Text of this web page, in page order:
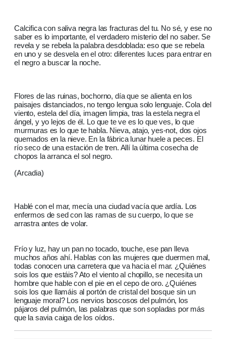
Calcifica con saliva negra las fracturas del tu. No sé, y ese no
saber es lo importante, el verdadero misterio del no saber. Se
revela y se rebela la palabra desdoblada: eso que se rebela
en uno y se desvela en el otro: diferentes luces para entrar en
el negro a buscar la noche.
Flores de las ruinas, bochorno, día que se alienta en los
paisajes distanciados, no tengo lengua solo lenguaje. Cola del
viento, estela del día, imagen limpia, tras la estela negra el
ángel, y yo lejos de él. Lo que te ve es lo que ves, lo que
murmuras es lo que te habla. Nieva, atajo, yes-not, dos ojos
quemados en la nieve. En la fábrica lunar huele a peces. El
río seco de una estación de tren. Allí la última cosecha de
chopos la arranca el sol negro.
(Arcadia)
Hablé con el mar, mecía una ciudad vacía que ardía. Los
enfermos de sed con las ramas de su cuerpo, lo que se
arrastra antes de volar.
Frío y luz, hay un pan no tocado, touche, ese pan lleva
muchos años ahí. Hablas con las mujeres que duermen mal,
todas conocen una carretera que va hacia el mar. ¿Quiénes
sois los que estáis? Ato el viento al chopillo, se necesita un
hombre que hable con el pie en el cepo de oro. ¿Quiénes
sois los que llamáis al portón de cristal del bosque sin un
lenguaje moral? Los nervios boscosos del pulmón, los
pájaros del pulmón, las palabras que son sopladas por más
que la savia caiga de los oídos.